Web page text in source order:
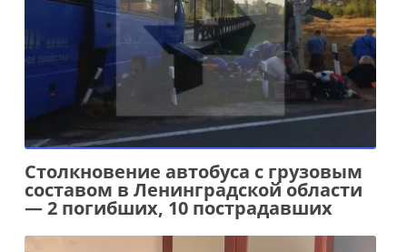
Столкновение автобуса с грузовым
составом в Ленинградской области
— 2 погибших, 10 пострадавших